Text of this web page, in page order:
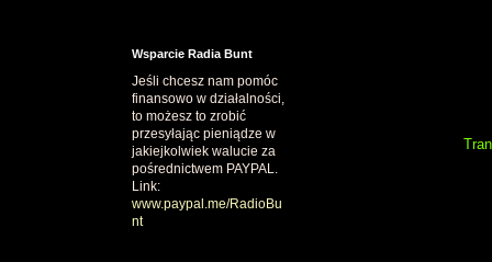
Wsparcie Radia Bunt
Jeśli chcesz nam pomóc
finansowo w działalności,
to możesz to zrobić
przesyłając pieniądze w
jakiejkolwiek walucie za
pośrednictwem PAYPAL.
Link:
www.paypal.me/RadioBu
nt